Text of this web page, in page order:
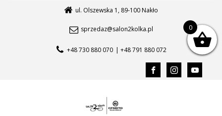
ul. Olszewska 1, 89-100 Nakło
sprzedaz@salon2kolka.pl
+48 730 880 070 | +48 791 880 072
0